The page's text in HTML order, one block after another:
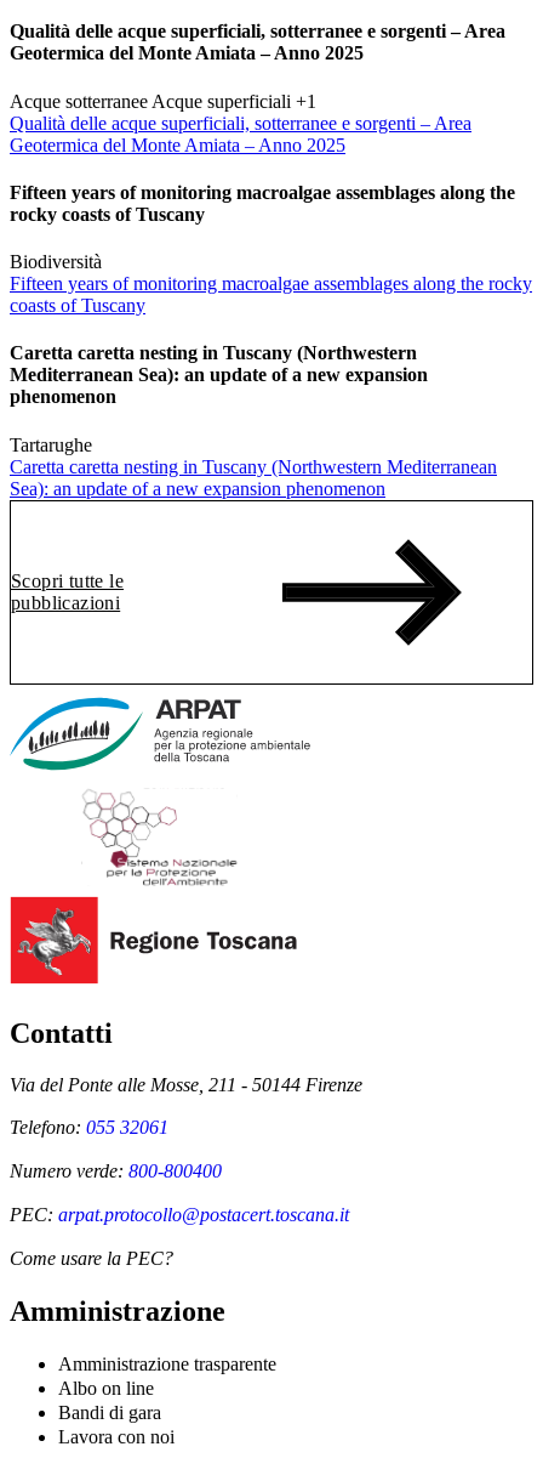
Qualità delle acque superficiali, sotterranee e sorgenti – Area
Geotermica del Monte Amiata – Anno 2025
Acque sotterranee Acque superficiali +1
Qualità delle acque superficiali, sotterranee e sorgenti – Area
Geotermica del Monte Amiata – Anno 2025
Fifteen years of monitoring macroalgae assemblages along the
rocky coasts of Tuscany
Biodiversità
Fifteen years of monitoring macroalgae assemblages along the rocky
coasts of Tuscany
Caretta caretta nesting in Tuscany (Northwestern
Mediterranean Sea): an update of a new expansion
phenomenon
Tartarughe
Caretta caretta nesting in Tuscany (Northwestern Mediterranean
Sea): an update of a new expansion phenomenon
Scopri tutte le
pubblicazioni
Contatti
Via del Ponte alle Mosse, 211 - 50144 Firenze
Telefono: 055 32061
Numero verde: 800-800400
PEC: arpat.protocollo@postacert.toscana.it
Come usare la PEC?
Amministrazione
Amministrazione trasparente
Albo on line
Bandi di gara
Lavora con noi